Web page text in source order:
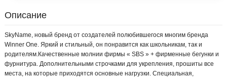
Описание
SkyName, новый бренд от создателей полюбившегося многим бренда
Winner One. Яркий и стильный, он понравится как школьникам, так и
родителям.Качественные молнии фирмы « SBS » + фирменные бегунки и
фурнитура. Дополнительными строчками для укрепления, прошиты все
места, на которые приходятся основные нагрузки. Специальная,